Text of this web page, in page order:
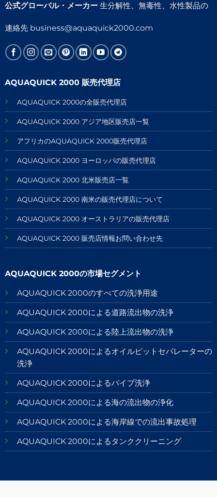
公式グローバル・メーカー生分解性、無毒性、水性製品の
連絡先 business@aquaquick2000.com
AQUAQUICK 2000 販売代理店
AQUAQUICK 2000の全販売代理店
AQUAQUICK 2000 アジア地区販売店一覧
アフリカのAQUAQUICK 2000販売代理店
AQUAQUICK 2000 ヨーロッパの販売代理店
AQUAQUICK 2000 北米販売店一覧
AQUAQUICK 2000 南米の販売代理店について
AQUAQUICK 2000 オーストラリアの販売代理店
AQUAQUICK 2000 販売店情報お問い合わせ先
AQUAQUICK 2000の市場セグメント
AQUAQUICK 2000のすべての洗浄用途
AQUAQUICK 2000による道路流出物の洗浄
AQUAQUICK 2000による陸上流出物の洗浄
AQUAQUICK 2000によるオイルピットセパレーターの
洗浄
AQUAQUICK 2000によるパイプ洗浄
AQUAQUICK 2000による海の流出物の浄化
AQUAQUICK 2000による海岸線での流出事故処理
AQUAQUICK 2000によるタンククリーニング